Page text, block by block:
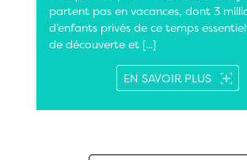
partent pas en vacances, dont 3
d’enfants privés de ce temps essentiel
de découverte et [...]
EN SAVOIR PLUSSUR «